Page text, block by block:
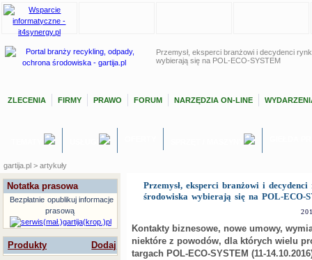
Przemysł, eksperci branżowi i decydenci
wybierają się na POL-ECO-SYSTEM
ZLECENIA FIRMY PRAWO FORUM NARZĘDZIA ON-LINE
gartija.pl > artykuły
Notatka prasowa
Bezpłatnie opublikuj informacje
prasową
Produkty Dodaj
Przemysł, eksperci branżowi i
środowiska wybierają się na POL-ECO-
Kontakty biznesowe, nowe umowy,
niektóre z powodów, dla których wielu
targach POL-ECO-SYSTEM (11-